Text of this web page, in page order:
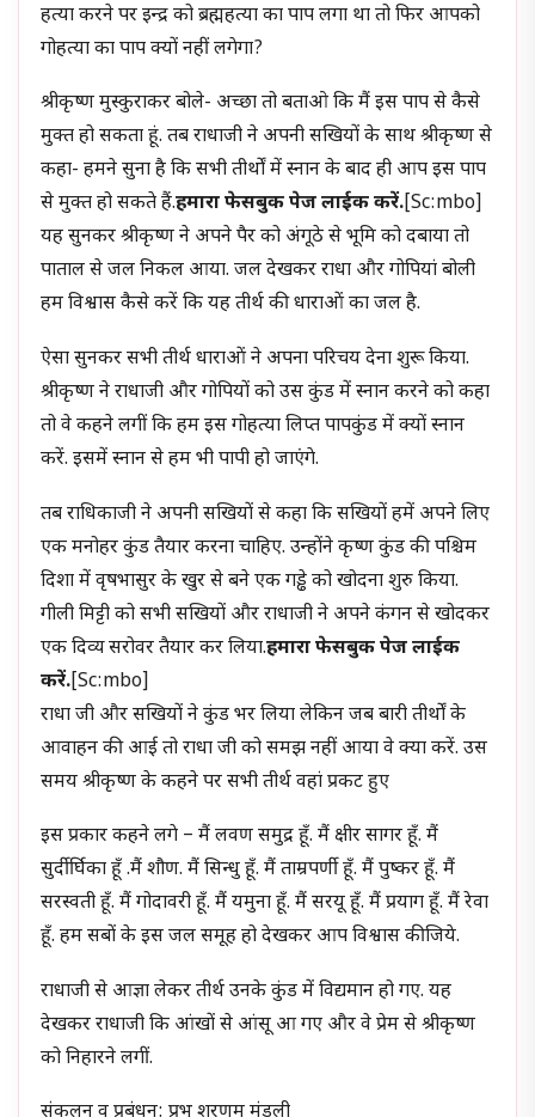
हत्या करने पर इन्द्र को ब्रह्महत्या का पाप लगा था तो फिर आपको
गोहत्या का पाप क्यों नहीं लगेगा?
श्रीकृष्ण मुस्कुराकर बोले- अच्छा तो बताओ कि मैं इस पाप से कैसे
मुक्त हो सकता हूं. तब राधाजी ने अपनी सखियों के साथ श्रीकृष्ण से
कहा- हमने सुना है कि सभी तीर्थों में स्नान के बाद ही आप इस पाप
से मुक्त हो सकते हैं.हमारा फेसबुक पेज लाईक करें.[sc:mbo]
यह सुनकर श्रीकृष्ण ने अपने पैर को अंगूठे से भूमि को दबाया तो
पाताल से जल निकल आया. जल देखकर राधा और गोपियां बोली
हम विश्वास कैसे करें कि यह तीर्थ की धाराओं का जल है.
ऐसा सुनकर सभी तीर्थ धाराओं ने अपना परिचय देना शुरू किया.
श्रीकृष्ण ने राधाजी और गोपियों को उस कुंड में स्नान करने को कहा
तो वे कहने लगीं कि हम इस गोहत्या लिप्त पापकुंड में क्यों स्नान
करें. इसमें स्नान से हम भी पापी हो जाएंगे.
तब राधिकाजी ने अपनी सखियों से कहा कि सखियों हमें अपने लिए
एक मनोहर कुंड तैयार करना चाहिए. उन्होंने कृष्ण कुंड की पश्चिम
दिशा में वृषभासुर के खुर से बने एक गड्ढे को खोदना शुरु किया.
गीली मिट्टी को सभी सखियों और राधाजी ने अपने कंगन से खोदकर
एक दिव्य सरोवर तैयार कर लिया.हमारा फेसबुक पेज लाईक
करें.[sc:mbo]
राधा जी और सखियों ने कुंड भर लिया लेकिन जब बारी तीर्थों के
आवाहन की आई तो राधा जी को समझ नहीं आया वे क्या करें. उस
समय श्रीकृष्ण के कहने पर सभी तीर्थ वहां प्रकट हुए
इस प्रकार कहने लगे – मैं लवण समुद्र हूँ. मैं क्षीर सागर हूँ. मैं
सुर्दीर्घिका हूँ .मैं शौण. मैं सिन्धु हूँ. मैं ताम्रपर्णी हूँ. मैं पुष्कर हूँ. मैं
सरस्वती हूँ. मैं गोदावरी हूँ. मैं यमुना हूँ. मैं सरयू हूँ. मैं प्रयाग हूँ. मैं रेवा
हूँ. हम सबों के इस जल समूह हो देखकर आप विश्वास कीजिये.
राधाजी से आज्ञा लेकर तीर्थ उनके कुंड में विद्यमान हो गए. यह
देखकर राधाजी कि आंखों से आंसू आ गए और वे प्रेम से श्रीकृष्ण
को निहारने लगीं.